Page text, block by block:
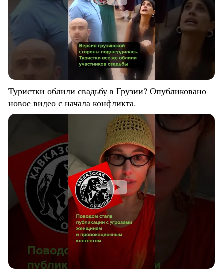
Туристки облили свадьбу в Грузии? Опубликовано
новое видео с начала конфликта.